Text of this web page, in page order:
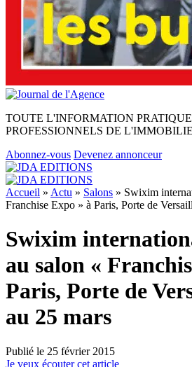
TOUTE L'INFORMATION
PROFESSIONNELS DE
Abonnez-vous Devenez annonceur
Accueil » Actu » Salons » Swixim
Franchise Expo » à Paris, Porte de
Swixim
au salon «
Paris, Porte de
au 25 mars
Publié le 25 février 2015
Je veux écouter cet article